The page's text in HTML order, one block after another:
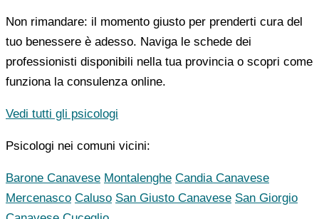
Non rimandare: il momento giusto per prenderti cura del
tuo benessere è adesso. Naviga le schede dei
professionisti disponibili nella tua provincia o scopri come
funziona la consulenza online.
Vedi tutti gli psicologi
Psicologi nei comuni vicini:
Barone Canavese Montalenghe Candia Canavese
Mercenasco Caluso San Giusto Canavese San Giorgio